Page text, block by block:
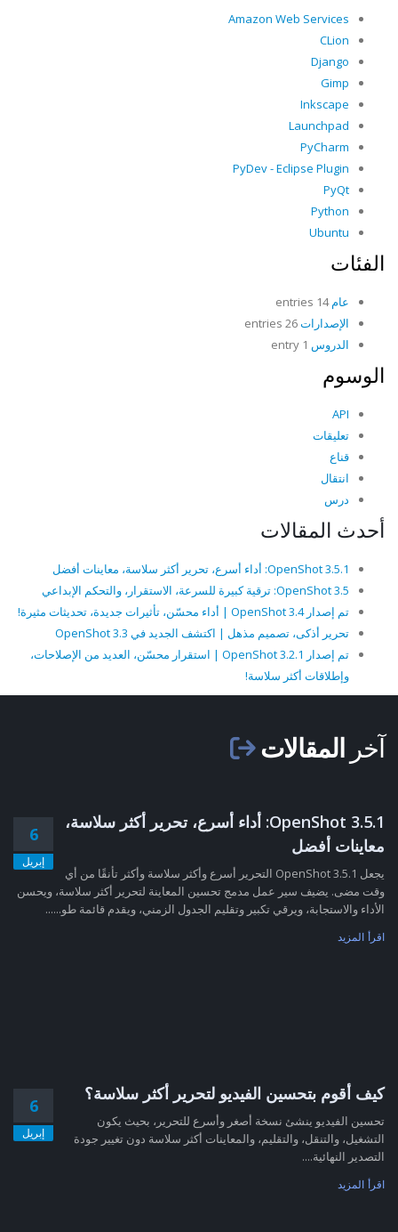
Amazon Web Services
CLion
Django
Gimp
Inkscape
Launchpad
PyCharm
PyDev - Eclipse Plugin
PyQt
Python
Ubuntu
الفئات
عام14 entries
الإصدارات
الدروس
الوسوم
API
تعليقات
قناع
انتقال
درس
أحدث المقالات
OpenShot 3.5.1: أداء أسرع، تحرير أكثر سلاسة، معاينات أفضل
OpenShot 3.5: ترقية كبيرة للسرعة، الاستقرار، والتحكم الإبداعي
تم إصدار OpenShot 3.4 | أداء محسّن، تأثيرات جديدة، تحديثات مثيرة!
تحرير أذكى، تصميم مذهل | اكتشف الجديد في OpenShot 3.3
تم إصدار OpenShot 3.2.1 | استقرار محسّن، العديد من الإصلاحات،
وإطلاقات أكثر سلاسة!
آخر المقالات
6
إبريل
OpenShot 3.5.1: أداء أسرع، تحرير أكثر سلاسة،
معاينات أفضل
يجعل OpenShot 3.5.1 التحرير أسرع وأكثر سلاسة وأكثر تأنقًا من أي
وقت مضى. يضيف سير عمل مدمج تحسين المعاينة لتحرير أكثر سلاسة، ويحسن
الأداء والاستجابة، ويرقي تكبير وتقليم الجدول الزمني، ويقدم قائمة طو......
اقرأ المزيد
6
إبريل
كيف أقوم بتحسين الفيديو لتحرير أكثر سلاسة؟
تحسين الفيديو ينشئ نسخة أصغر وأسرع للتحرير، بحيث يكون
التشغيل، والتنقل، والتقليم، والمعاينات أكثر سلاسة دون تغيير جودة
التصدير النهائية....
اقرأ المزيد